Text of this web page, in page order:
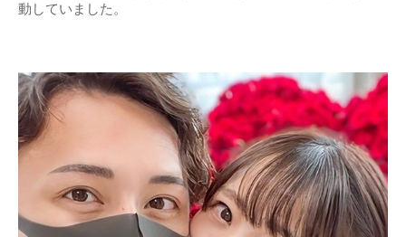
動していました。